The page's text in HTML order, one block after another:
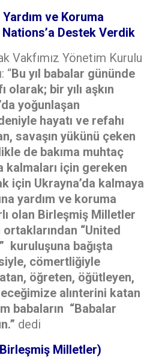
ve Koruma
Destek Verdik
Vakfımız Yönetim Kurulu
“Bu yıl babalar gününde
olarak; bir yılı aşkın
yoğunlaşan
hayatı ve refahı
savaşın yükünü çeken
de bakıma muhtaç
kalmaları için gereken
için Ukrayna’da kalmaya
yardım ve koruma
olan Birleşmiş Milletler
“United
kuruluşuna bağışta
cömertliğiyle
öğreten, öğütleyen,
alınterini katan
babaların “Babalar
dedi
Milletler)